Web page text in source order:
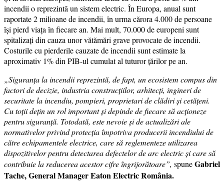
incendii o reprezintă un sistem electric. În Europa, anual sunt
raportate 2 milioane de incendii, în urma cărora 4.000 de persoane
își pierd viața în fiecare an. Mai mult, 70.000 de europeni sunt
spitalizați din cauza unor vătămări grave provocate de incendii.
Costurile cu pierderile cauzate de incendii sunt estimate la
aproximativ 1% din PIB-ul cumulat al tuturor țărilor pe an.
„Siguranța la incendii reprezintă, de fapt, un ecosistem compus din
factori de decizie, industria construcțiilor, arhitecți, ingineri de
securitate la incendiu, pompieri, proprietari de clădiri și cetățeni.
Cu toții dețin un rol important și depinde de fiecare să acționeze
pentru siguranță. Totodată, este nevoie și de actualizări ale
normativelor privind protecția împotriva producerii incendiului de
către echipamentele electrice, care să reglementeze utilizarea
dispozitivelor pentru detectarea defectelor de arc electric și care să
contribuie la reducerea acestor cifre îngrijorătoare”, spuneGabriel
Tache, General Manager Eaton Electric România.